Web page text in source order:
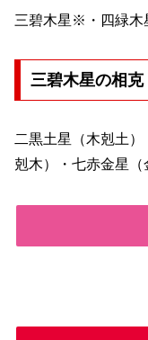
三碧木星※・四緑木
三碧木星の相克
二黒土星（木剋土
剋木）・七赤金星（